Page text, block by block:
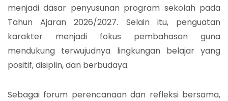
menjadi dasar penyusunan program sekolah pada
Tahun Ajaran 2026/2027. Selain itu, penguatan
karakter menjadi fokus pembahasan guna
mendukung terwujudnya lingkungan belajar yang
positif, disiplin, dan berbudaya.
Sebagai forum perencanaan dan refleksi bersama,